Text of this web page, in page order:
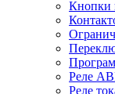
Кнопки
Реле
Реле